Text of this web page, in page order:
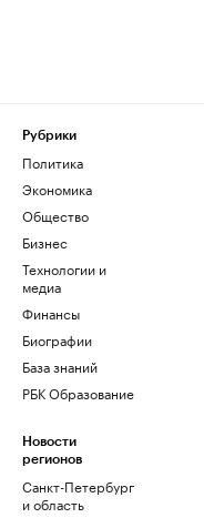
Рубрики
Политика
Экономика
Общество
Бизнес
Технологии и
медиа
Финансы
Биографии
База знаний
РБК Образование
Новости
регионов
Санкт-Петербург
и область